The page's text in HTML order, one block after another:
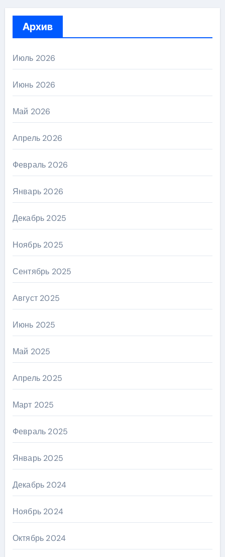
Архив
Июль 2026
Июнь 2026
Май 2026
Апрель 2026
Февраль 2026
Январь 2026
Декабрь 2025
Ноябрь 2025
Сентябрь 2025
Август 2025
Июнь 2025
Май 2025
Апрель 2025
Март 2025
Февраль 2025
Январь 2025
Декабрь 2024
Ноябрь 2024
Октябрь 2024